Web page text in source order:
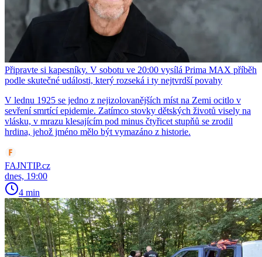
Připravte si kapesníky. V sobotu ve 20:00 vysílá Prima MAX příběh
podle skutečné události, který rozseká i ty nejtvrdší povahy
V lednu 1925 se jedno z nejizolovanějších míst na Zemi ocitlo v
sevření smrtící epidemie. Zatímco stovky dětských životů visely na
vlásku, v mrazu klesajícím pod minus čtyřicet stupňů se zrodil
hrdina, jehož jméno mělo být vymazáno z historie.
FAJNTIP.cz
dnes, 19:00
4 min